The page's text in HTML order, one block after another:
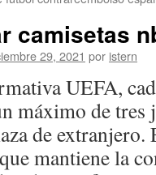
camisetas
29, 2021 por istern
UEFA,
máximo de tres
de
mantiene la